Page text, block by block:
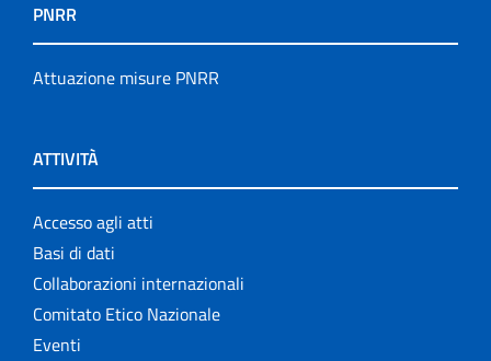
PNRR
Attuazione misure PNRR
ATTIVITÀ
Accesso agli atti
Basi di dati
Collaborazioni internazionali
Comitato Etico Nazionale
Eventi